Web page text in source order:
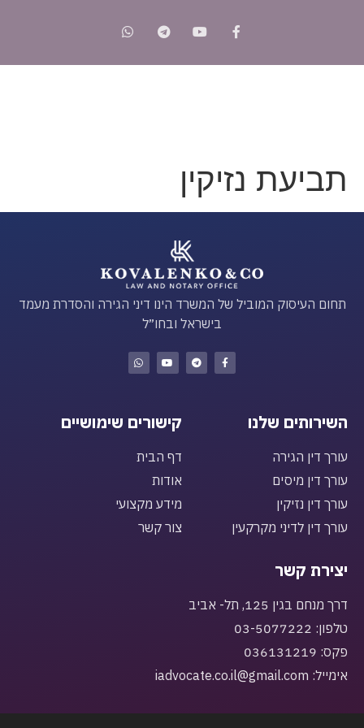
תביעת נזיקין
תחום העיסוק המוביל של המשרד הינו דיני הגירה והסדרת מעמד
בישראל ובחו״ל
השירותים שלנו
עורך דין הגירה
עורך דין מיסים
עורך דין נזיקין
עורך דין לדיני מקרקעין
קישורים שימושיים
דף הבית
אודות
מידע מקצועי
צור קשר
יצירת קשר
דרך מנחם בגין 125, תל- אביב
טלפון: 03-5077222
פקס: 036131219
אימייל: iadvocate.co.il@gmail.com